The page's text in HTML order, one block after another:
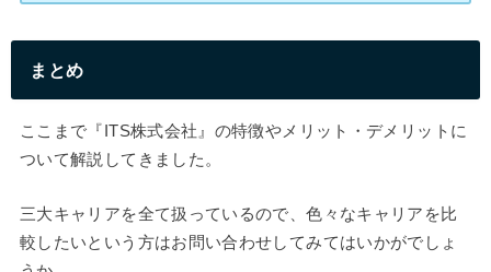
まとめ
ここまで『ITS株式会社』の特徴やメリット・デメリットに
ついて解説してきました。
三大キャリアを全て扱っているので、色々なキャリアを比
較したいという方はお問い合わせしてみてはいかがでしょ